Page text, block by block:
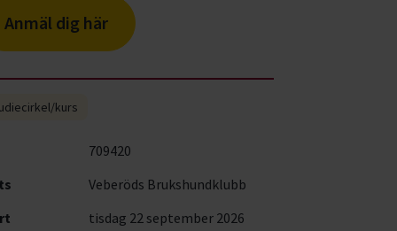
Anmäl dig här
kurs
709420
Veberöds Brukshundklubb
tisdag 22 september 2026